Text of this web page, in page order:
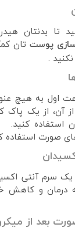
تا بدنتان
پوستتان
.
72 ساعت اول به
از یک پاک
صورت استفاده
سرم آنتی
درمان و